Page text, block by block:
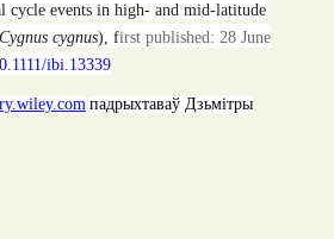
cycle events in high- and mid-latitude
cygnus), first published: 28 June
ibi.13339
падрыхтаваў Дзьмітры